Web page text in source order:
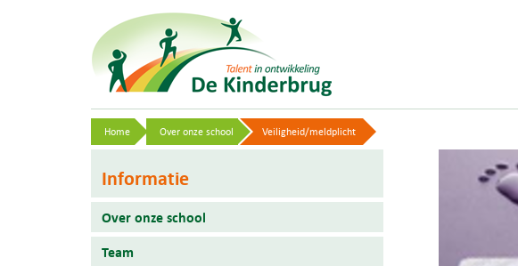
Home Over onze school Veiligheid/meldplicht
Informatie
Over onze school
Team